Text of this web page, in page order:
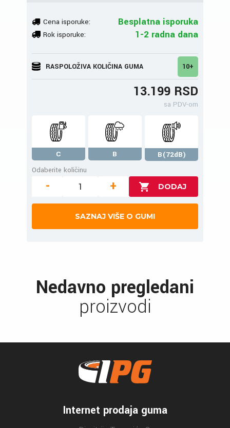
Cena isporuke: Besplatna isporuka
Rok isporuke: 1-2 radna dana
RASPOLOŽIVA KOLIČINA GUMA 10+
13.199 RSD
sa PDV-om
C B
B(72dB)
Odaberite količinu
- +
SAZNAJ VIŠE O GUMI
Nedavno pregledani
proizvodi
Internet prodaja guma